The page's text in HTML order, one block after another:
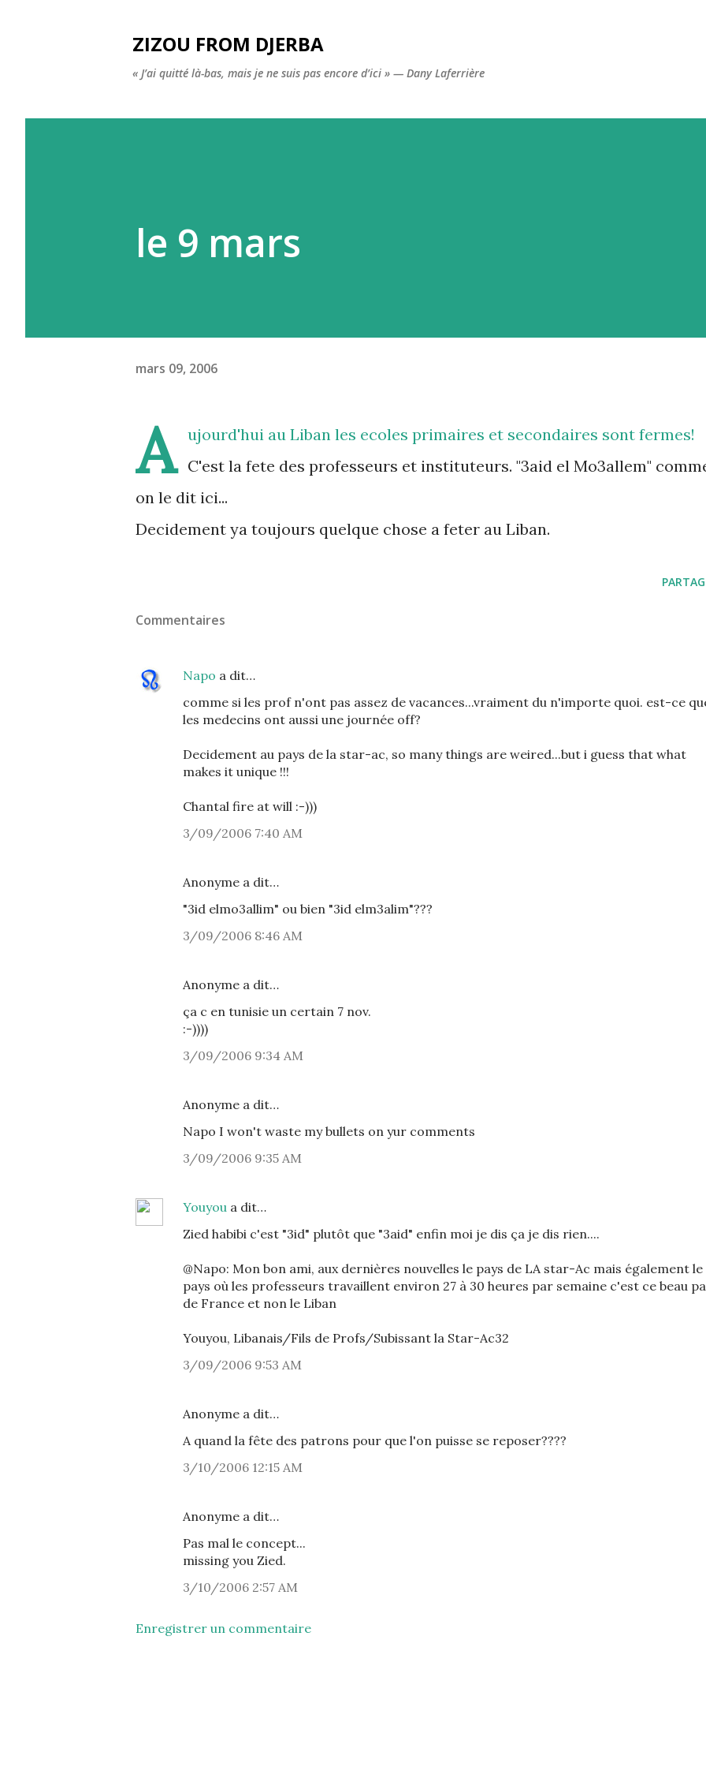
ZIZOU FROM DJERBA
« J’ai quitté là-bas, mais je ne suis pas encore d’ici » — Dany Laferrière
le 9 mars
mars 09, 2006
A
ujourd'hui au Liban les ecoles primaires et secondaires sont fermes!
C'est la fete des professeurs et instituteurs. "3aid el Mo3allem"
on le dit ici...
Decidement ya toujours quelque chose a feter au Liban.
Commentaires
Napo a dit…
comme si les prof n'ont pas assez de vacances...vraiment du n'importe quoi. est-ce
les medecins ont aussi une journée off?
Decidement au pays de la star-ac, so many things are weired...but i guess that what
makes it unique !!!
Chantal fire at will :-)))
3/09/2006 7:40 AM
Anonyme a dit…
"3id elmo3allim" ou bien "3id elm3alim"???
3/09/2006 8:46 AM
Anonyme a dit…
ça c en tunisie un certain 7 nov.
:-))))
3/09/2006 9:34 AM
Anonyme a dit…
Napo I won't waste my bullets on yur comments
3/09/2006 9:35 AM
Youyou a dit…
Zied habibi c'est "3id" plutôt que "3aid" enfin moi je dis ça je dis rien....
@Napo: Mon bon ami, aux dernières nouvelles le pays de LA star-Ac mais également le
pays où les professeurs travaillent environ 27 à 30 heures par semaine c'est ce beau
de France et non le Liban
Youyou, Libanais/Fils de Profs/Subissant la Star-Ac32
3/09/2006 9:53 AM
Anonyme a dit…
A quand la fête des patrons pour que l'on puisse se reposer????
3/10/2006 12:15 AM
Anonyme a dit…
Pas mal le concept...
missing you Zied.
3/10/2006 2:57 AM
Enregistrer un commentaire